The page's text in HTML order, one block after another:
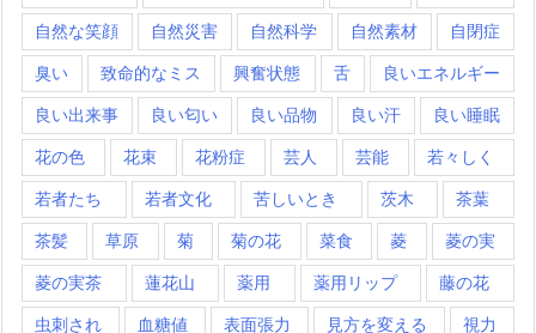
自然な笑顔 自然災害 自然科学 自然素材 自閉症
臭い 致命的なミス 興奮状態 舌 良いエネルギー
良い出来事 良い匂い 良い品物 良い汗 良い睡眠
花の色 花束 花粉症 芸人 芸能 若々しく
若者たち 若者文化 苦しいとき 茨木 茶葉
茶髪 草原 菊 菊の花 菜食 菱 菱の実
菱の実茶 蓮花山 薬用 薬用リップ 藤の花
虫刺され 血糖値 表面張力 見方を変える 視力